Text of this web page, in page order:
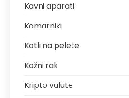
Kavni aparati
Komarniki
Kotli na pelete
Kožni rak
Kripto valute